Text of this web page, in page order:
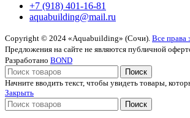
+7 (918) 401-16-81
aquabuilding@mail.ru
Copyright © 2024 «Aquabuilding» (Сочи). Все
Предложения на сайте не являются публичной
Разработано BOND
Поиск
Начните вводить текст, чтобы увидеть товары,
Закрыть
Поиск